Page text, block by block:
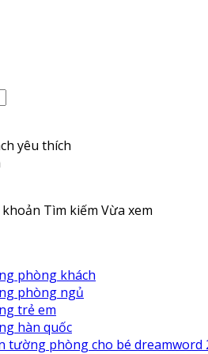
yêu thích
Tìm kiếm Vừa xem
phòng khách
phòng ngủ
trẻ em
hàn quốc
tường phòng cho bé dreamword